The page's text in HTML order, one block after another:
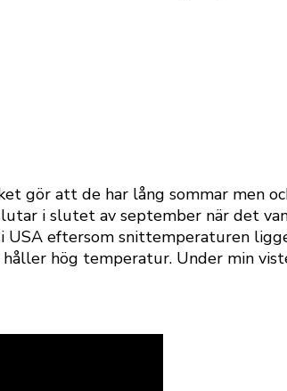
gör att de har lång sommar men
i slutet av september när det
USA eftersom snittemperaturen
hög temperatur. Under min